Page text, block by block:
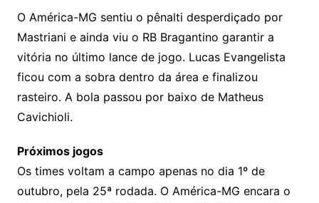
O América-MG sentiu o pênalti desperdiçado por
Mastriani e ainda viu o RB Bragantino garantir a
vitória no último lance de jogo. Lucas Evangelista
ficou com a sobra dentro da área e finalizou
rasteiro. A bola passou por baixo de Matheus
Cavichioli.
Próximos jogos
Os times voltam a campo apenas no dia 1º de
outubro, pela 25ª rodada. O América-MG encara o